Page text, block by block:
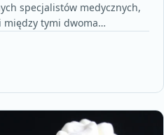
specjalistów medycznych,
między tymi dwoma…